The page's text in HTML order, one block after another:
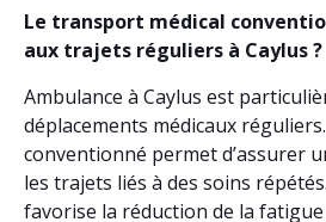
Le transport médical
aux trajets réguliers à Caylus ?
Ambulance à Caylus est
déplacements médicaux
conventionné permet d’assurer
les trajets liés à des soins
favorise la réduction de la